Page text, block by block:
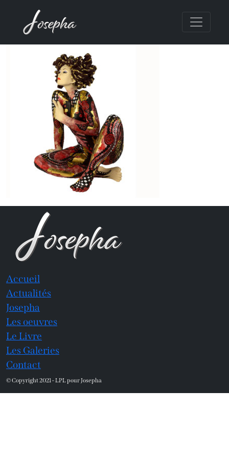
Accueil
Actualités
Josepha
Les oeuvres
Le Livre
Les Galeries
Contact
© Copyright 2021 - LPL pour Josepha